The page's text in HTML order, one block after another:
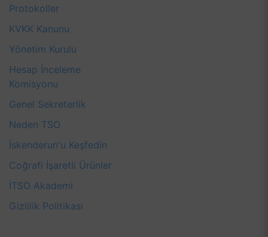
Protokoller
KVKK Kanunu
Yönetim Kurulu
Hesap İnceleme
Komisyonu
Genel Sekreterlik
Neden TSO
İskenderun'u Keşfedin
Coğrafi İşaretli Ürünler
İTSO Akademi
Gizlilik Politikası